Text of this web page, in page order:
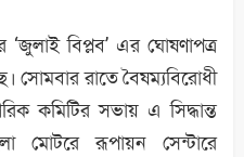
‘জুলাই বিপ্লব’ এর ঘোষণাপত্র
সোমবার রাতে বৈষম্যবিরোধী
কমিটির সভায় এ সিদ্ধান্ত
মোটরে রূপায়ন সেন্টারে